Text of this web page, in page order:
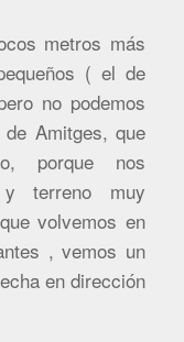
metros más
( el de
no podemos
Amitges, que
porque nos
y terreno muy
volvemos en
, vemos un
en dirección